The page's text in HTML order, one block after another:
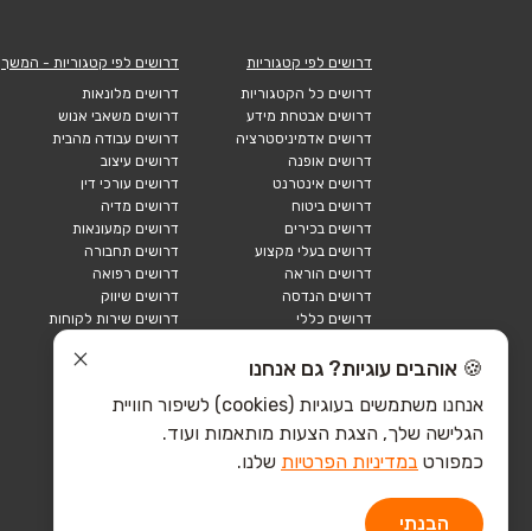
דרושים לפי קטגוריות
דרושים כל הקטגוריות
דרושים אבטחת מידע
דרושים אדמיניסטרציה
דרושים אופנה
דרושים אינטרנט
דרושים ביטוח
דרושים בכירים
דרושים בעלי מקצוע
דרושים הוראה
דרושים הנדסה
דרושים כללי
דרושים לוגיסטיקה
דרושים מכירות
הייטק חומרה
דרושים לפי קטגוריות - המשך
דרושים מלונאות
דרושים משאבי אנוש
דרושים עבודה מהבית
דרושים עיצוב
דרושים עורכי דין
דרושים מדיה
דרושים קמעונאות
דרושים תחבורה
דרושים רפואה
דרושים שיווק
דרושים שירות לקוחות
הייטק כללי
הייטק תוכנה
🍪 אוהבים עוגיות? גם אנחנו
אנחנו משתמשים בעוגיות (cookies) לשיפור חוויית
הגלישה שלך, הצגת הצעות מותאמות ועוד.
כמפורט במדיניות הפרטיות שלנו.
הבנתי